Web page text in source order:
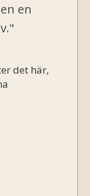
en
det här,